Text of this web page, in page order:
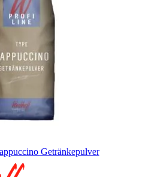
Getränkepulver